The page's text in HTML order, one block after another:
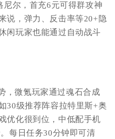
尼尔，首充6元可得群攻神
说，弹力、反击率等20+隐
闲玩家也能通过自动战斗
，微氪玩家通过魂石合成
30级推荐阵容拉特里斯+奥
优化很到位，中低配手机
每日任务30分钟即可清